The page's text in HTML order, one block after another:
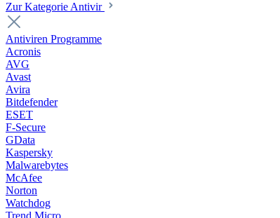
Zur Kategorie Antivir
Antiviren Programme
Acronis
AVG
Avast
Avira
Bitdefender
ESET
F-Secure
GData
Kaspersky
Malwarebytes
McAfee
Norton
Watchdog
Trend Micro